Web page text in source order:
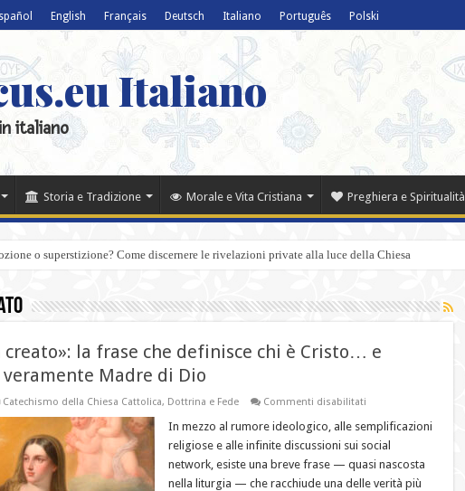
English Français Deutsch Italiano Português Polski
Italiano
italiano
Storia e Tradizione Morale e Vita Cristiana Preghiera e Spiritualità
o superstizione? Come discernere le rivelazioni private alla luce della Chiesa
creato»: la frase che definisce chi è Cristo… e
Madre di Dio
Catechismo della Chiesa Cattolica, Dottrina e Fede Commenti disabilitatisu
non
creato»:
la
frase
che
definisce
In mezzo al rumore ideologico, alle semplificazioni
religiose e alle infinite discussioni sui social
network, esiste una breve frase — quasi nascosta
nella liturgia — che racchiude una delle verità più